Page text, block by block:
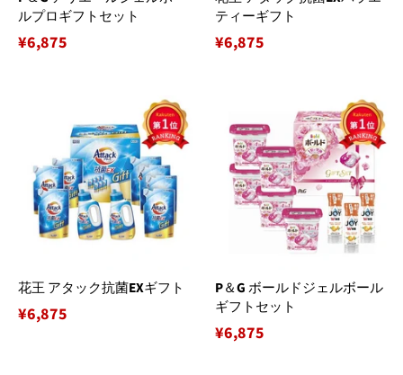
ルプロギフトセット
通
¥6,875
ティーギフト
通
¥6,875
花王 アタック抗菌EXギフト
通
¥6,875
P＆G ボールドジェルボール
ギフトセット
通
¥6,875